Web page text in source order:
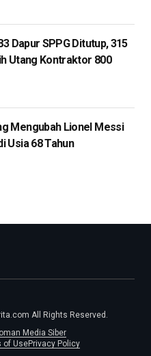
Dapur SPPG Ditutup, 315
Utang Kontraktor 800
Mengubah Lionel Messi
Usia 68 Tahun
All Rights Reserved.
Media Siber
of UsePrivacy Policy